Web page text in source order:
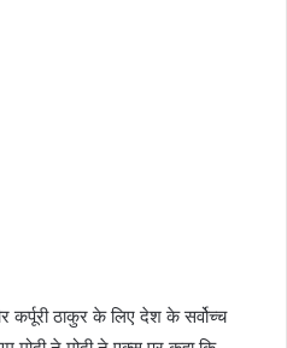
ठाकुर के लिए देश के सर्वोच्च